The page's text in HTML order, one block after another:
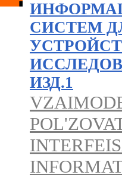
СИСТЕМ
ИЗД.1